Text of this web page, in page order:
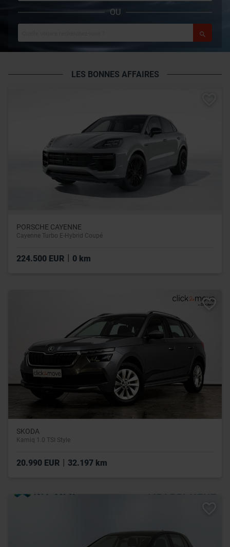
OU
LES BONNES AFFAIRES
PORSCHE CAYENNE
Cayenne Turbo E-Hybrid Coupé
224.500 EUR 0 km
SKODA
Kamiq 1.0 TSI Style
20.990 EUR | 32.197 km